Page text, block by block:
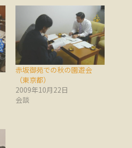
赤坂御苑での秋の園遊会
（東京都）
2009年10月22日
会談